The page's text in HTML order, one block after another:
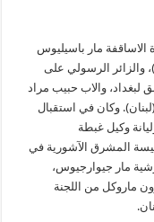
مار باسيليوس
الرسولي على
لبغداد، والاب حبيب مراد
وكان في استقبال
وكيل غبطة
المشرق الآشورية في
مار جيوارجيوس،
ماروكل من اللجنة